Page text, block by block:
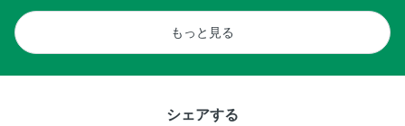
もっと見る
シェアする